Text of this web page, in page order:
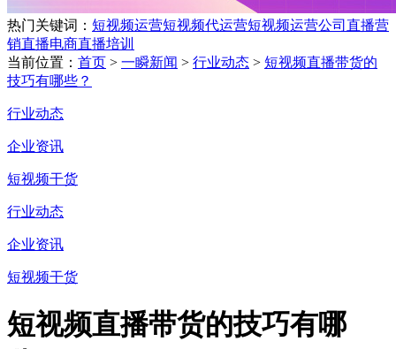
热门关键词： 短视频运营短视频代运营短视频运营公司 直播营
销直播电商直播培训
当前位置： 首页 > 一瞬新闻 > 行业动态 > 短视频直播带货的
技巧有哪些？
行业动态
企业资讯
短视频干货
行业动态
企业资讯
短视频干货
短视频直播带货的技巧有哪